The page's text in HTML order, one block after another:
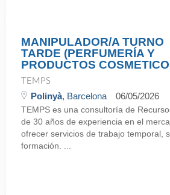
MANIPULADOR/A TURNO
TARDE (PERFUMERÍA Y
PRODUCTOS
TEMPS
Polinyà, Barcelona 06/05/2026
TEMPS es una consultoría de
de 30 años de experiencia en el
ofrecer servicios de trabajo temporal,
formación. ...